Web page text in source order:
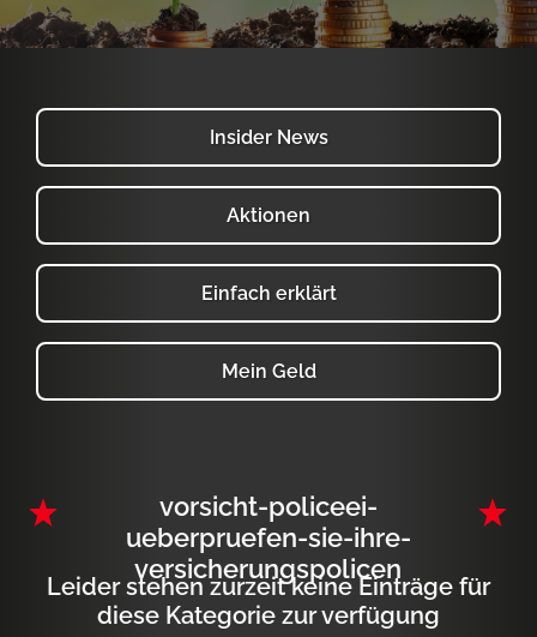
Insider News
Aktionen
Einfach erklärt
Mein Geld
vorsicht-policeei-
ueberpruefen-sie-ihre-
versicherungspolicen
Leider stehen zurzeit keine Einträge für
diese Kategorie zur verfügung